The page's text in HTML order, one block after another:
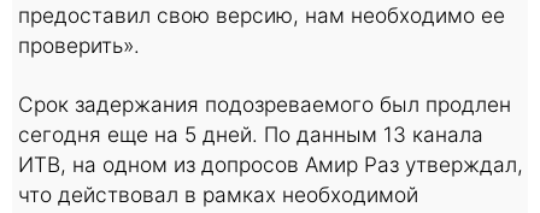
предоставил свою версию, нам необходимо ее
проверить».
Срок задержания подозреваемого был продлен
сегодня еще на 5 дней. По данным 13 канала
ИТВ, на одном из допросов Амир Раз утверждал,
что действовал в рамках необходимой